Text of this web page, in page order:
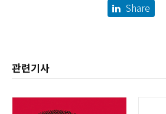
Share
관련기사